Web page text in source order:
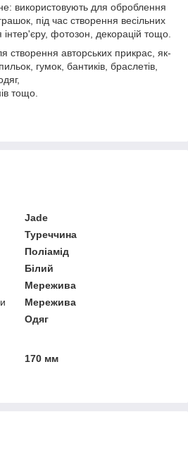
використовують для оброблення
під час створення весільних
фотозон, декорацій тощо.
створення авторських прикрас, як-
гумок, бантиків, браслетів,
тощо.
Jade
Туреччина
Поліамід
Білий
Мережива
Мережива
Одяг
170 мм